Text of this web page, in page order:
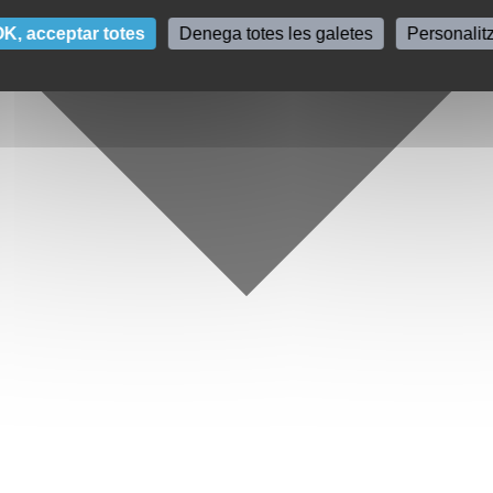
acceptar totes Denega totes les galetes